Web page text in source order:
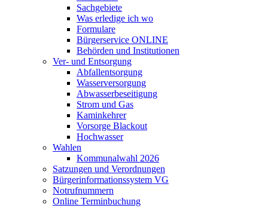
Sachgebiete
Was erledige ich wo
Formulare
Bürgerservice ONLINE
Behörden und Institutionen
Ver- und Entsorgung
Abfallentsorgung
Wasserversorgung
Abwasserbeseitigung
Strom und Gas
Kaminkehrer
Vorsorge Blackout
Hochwasser
Wahlen
Kommunalwahl 2026
Satzungen und Verordnungen
Bürgerinformationssystem VG
Notrufnummern
Online Terminbuchung